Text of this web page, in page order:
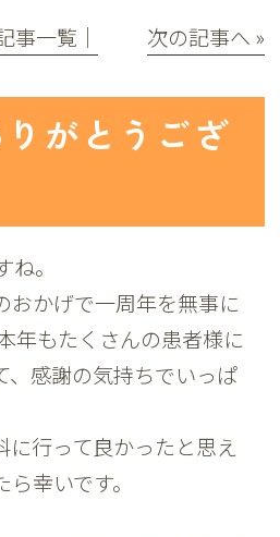
事一覧│ 次の記事へ »
がとうござ
。
おかげで一周年を無事に
年もたくさんの患者様に
、感謝の気持ちでいっぱ
行って良かったと思え
幸いです。